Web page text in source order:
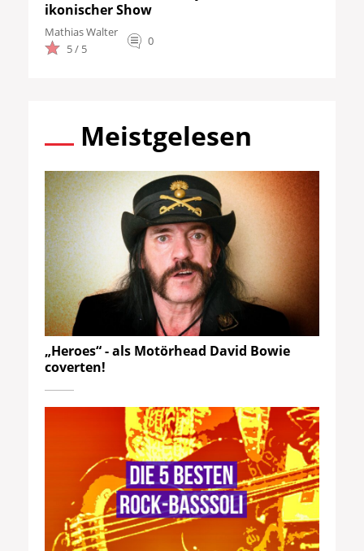
ikonischer Show
Mathias Walter
5 / 5
0
Meistgelesen
„Heroes“ - als Motörhead David Bowie
coverten!